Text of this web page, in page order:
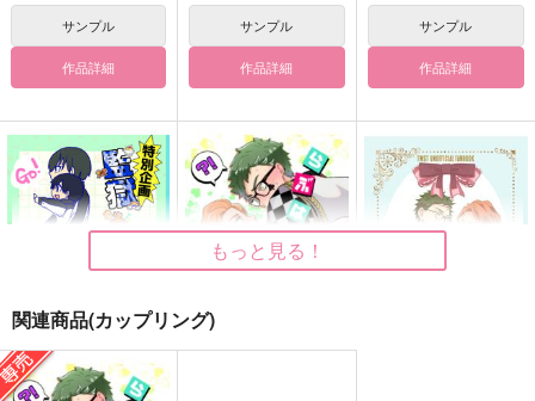
サンプル
作品詳細
サンプル
作品詳細
サンプル
作品詳細
特別企画監獄わーるど
もっと見る！
関連商品(カップリング)